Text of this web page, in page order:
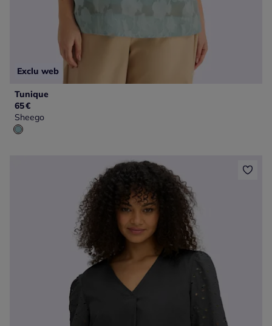
Exclu web
Tunique
65€
Sheego